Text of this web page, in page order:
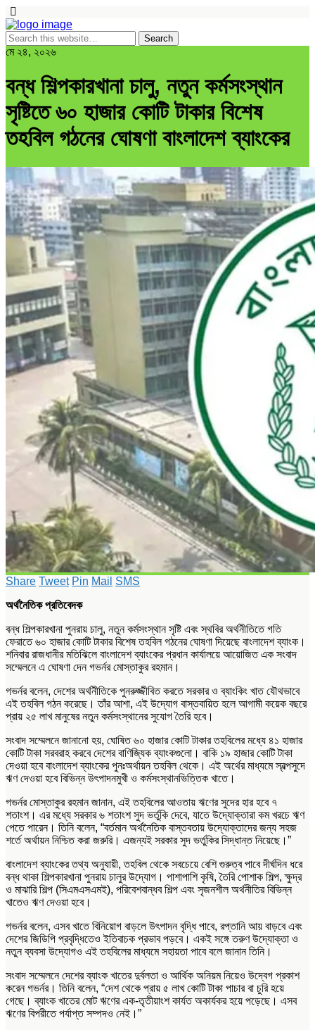
মে ২৪, ২০২৬
বন্ধ শিল্পকারখানা চালু, নতুন কর্মসংস্থান
সৃষ্টিতে ৬০ হাজার কোটি টাকার বিশেষ
তহবিল গঠনের ঘোষণা বাংলাদেশ ব্যাংকের
Share Tweet Pin Mail SMS
অর্থনৈতিক প্রতিবেদক
বন্ধ শিল্পকারখানা পুনরায় চালু, নতুন কর্মসংস্থান সৃষ্টি এবং স্থবির অর্থনীতিতে গতি
ফেরাতে ৬০ হাজার কোটি টাকার বিশেষ তহবিল গঠনের ঘোষণা দিয়েছে বাংলাদেশ ব্যাংক।
শনিবার রাজধানীর মতিঝিলে বাংলাদেশ ব্যাংকের প্রধান কার্যালয়ে আয়োজিত এক সংবাদ
সম্মেলনে এ ঘোষণা দেন গভর্নর মোস্তাকুর রহমান।
গভর্নর বলেন, দেশের অর্থনীতিকে পুনরুজ্জীবিত করতে সরকার ও ব্যাংকিং খাত যৌথভাবে
এই তহবিল গঠন করেছে। তাঁর আশা, এই উদ্যোগ বাস্তবায়িত হলে আগামী কয়েক বছরে
প্রায় ২৫ লাখ মানুষের নতুন কর্মসংস্থানের সুযোগ তৈরি হবে।
সংবাদ সম্মেলনে জানানো হয়, ঘোষিত ৬০ হাজার কোটি টাকার তহবিলের মধ্যে ৪১ হাজার
কোটি টাকা সরবরাহ করবে দেশের বাণিজ্যিক ব্যাংকগুলো। বাকি ১৯ হাজার কোটি টাকা
দেওয়া হবে বাংলাদেশ ব্যাংকের পুনঃঅর্থায়ন তহবিল থেকে। এই অর্থের মাধ্যমে স্বল্পসুদে
ঋণ দেওয়া হবে বিভিন্ন উৎপাদনমুখী ও কর্মসংস্থানভিত্তিক খাতে।
গভর্নর মোস্তাকুর রহমান জানান, এই তহবিলের আওতায় ঋণের সুদের হার হবে ৭
শতাংশ। এর মধ্যে সরকার ৬ শতাংশ সুদ ভর্তুকি দেবে, যাতে উদ্যোক্তারা কম খরচে ঋণ
পেতে পারেন। তিনি বলেন, “বর্তমান অর্থনৈতিক বাস্তবতায় উদ্যোক্তাদের জন্য সহজ
শর্তে অর্থায়ন নিশ্চিত করা জরুরি। এজন্যই সরকার সুদ ভর্তুকির সিদ্ধান্ত নিয়েছে।”
বাংলাদেশ ব্যাংকের তথ্য অনুযায়ী, তহবিল থেকে সবচেয়ে বেশি গুরুত্ব পাবে দীর্ঘদিন ধরে
বন্ধ থাকা শিল্পকারখানা পুনরায় চালুর উদ্যোগ। পাশাপাশি কৃষি, তৈরি পোশাক শিল্প, ক্ষুদ্র
ও মাঝারি শিল্প (সিএমএসএমই), পরিবেশবান্ধব শিল্প এবং সৃজনশীল অর্থনীতির বিভিন্ন
খাতেও ঋণ দেওয়া হবে।
গভর্নর বলেন, এসব খাতে বিনিয়োগ বাড়লে উৎপাদন বৃদ্ধি পাবে, রপ্তানি আয় বাড়বে এবং
দেশের জিডিপি প্রবৃদ্ধিতেও ইতিবাচক প্রভাব পড়বে। একই সঙ্গে তরুণ উদ্যোক্তা ও
নতুন ব্যবসা উদ্যোগও এই তহবিলের মাধ্যমে সহায়তা পাবে বলে জানান তিনি।
সংবাদ সম্মেলনে দেশের ব্যাংক খাতের দুর্বলতা ও আর্থিক অনিয়ম নিয়েও উদ্বেগ প্রকাশ
করেন গভর্নর। তিনি বলেন, “দেশ থেকে প্রায় ৫ লাখ কোটি টাকা পাচার বা চুরি হয়ে
গেছে। ব্যাংক খাতের মোট ঋণের এক-তৃতীয়াংশ কার্যত অকার্যকর হয়ে পড়েছে। এসব
ঋণের বিপরীতে পর্যাপ্ত সম্পদও নেই।”